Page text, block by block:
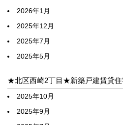
2026年1月
2025年12月
2025年7月
2025年5月
★北区西崎2丁目★新築戸建賃貸
2025年10月
2025年9月